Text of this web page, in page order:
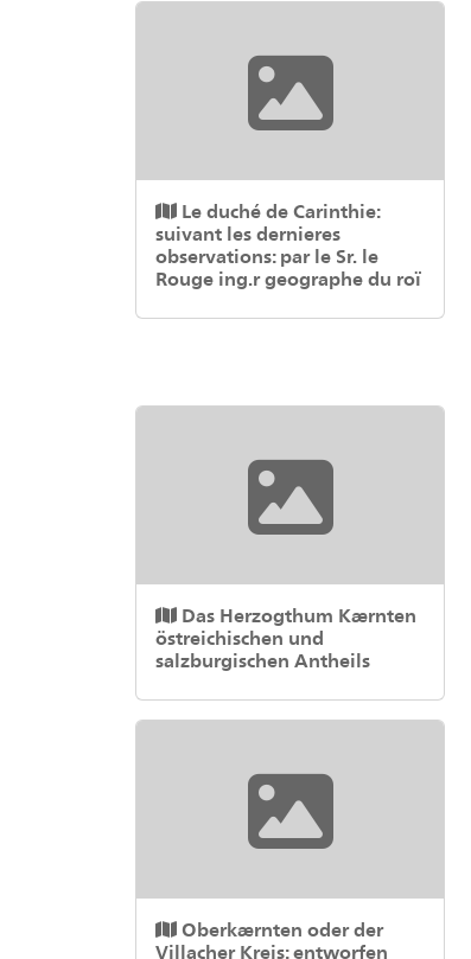
Le duché de Carinthie:
suivant les dernieres
observations: par le Sr. le
Rouge ing.r geographe du roï
Das Herzogthum Kærnten
östreichischen und
salzburgischen Antheils
Oberkærnten oder der
Villacher Kreis: entworfen